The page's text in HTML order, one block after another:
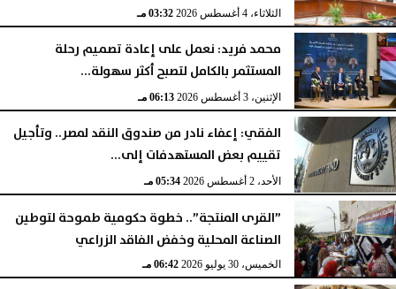
الثلاثاء، 4 أغسطس 2026 03:32 مـ
محمد فريد: نعمل على إعادة تصميم رحلة
المستثمر بالكامل لتصبح أكثر سهولة...
الإثنين، 3 أغسطس 2026 06:13 مـ
الفقي: إعفاء نادر من صندوق النقد لمصر.. وتأجيل
تقييم بعض المستهدفات إلى...
الأحد، 2 أغسطس 2026 05:34 مـ
”القرى المنتجة”.. خطوة حكومية طموحة لتوطين
الصناعة المحلية وخفض الفاقد الزراعي
الخميس، 30 يوليو 2026 06:42 مـ